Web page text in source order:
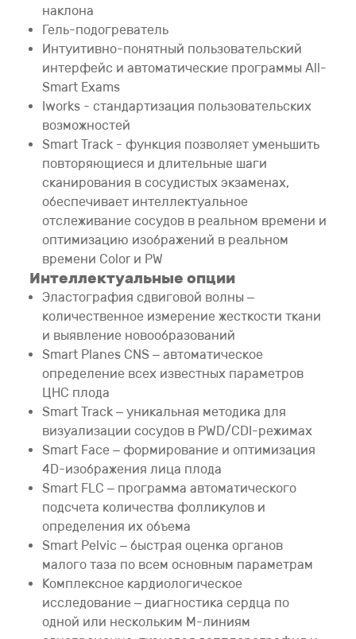
наклона
Гель-подогреватель
Интуитивно-понятный пользовательский
интерфейс и автоматические программы All-
Smart Exams
Iworks - стандартизация пользовательских
возможностей
Smart Track - функция позволяет уменьшить
повторяющиеся и длительные шаги
сканирования в сосудистых экзаменах,
обеспечивает интеллектуальное
отслеживание сосудов в реальном времени и
оптимизацию изображений в реальном
времени Color и PW
Интеллектуальные опции
Эластография сдвиговой волны –
количественное измерение жесткости ткани
и выявление новообразований
Smart Planes CNS – автоматическое
определение всех известных параметров
ЦНС плода
Smart Track – уникальная методика для
визуализации сосудов в PWD/CDI-режимах
Smart Face – формирование и оптимизация
4D-изображения лица плода
Smart FLC – программа автоматического
подсчета количества фолликулов и
определения их объема
Smart Pelvic – быстрая оценка органов
малого таза по всем основным параметрам
Комплексное кардиологическое
исследование – диагностика сердца по
одной или нескольким M-линиям